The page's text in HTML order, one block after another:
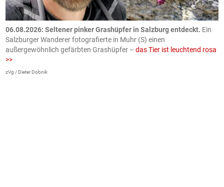
06.08.2026: Seltener pinker Grashüpfer in Salzburg entdeckt. Ein
Salzburger Wanderer fotografierte in Muhr (S) einen
außergewöhnlich gefärbten Grashüpfer – das Tier ist leuchtend rosa
>>
zVg / Dieter Dobnik